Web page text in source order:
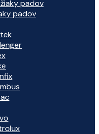
padov
padov